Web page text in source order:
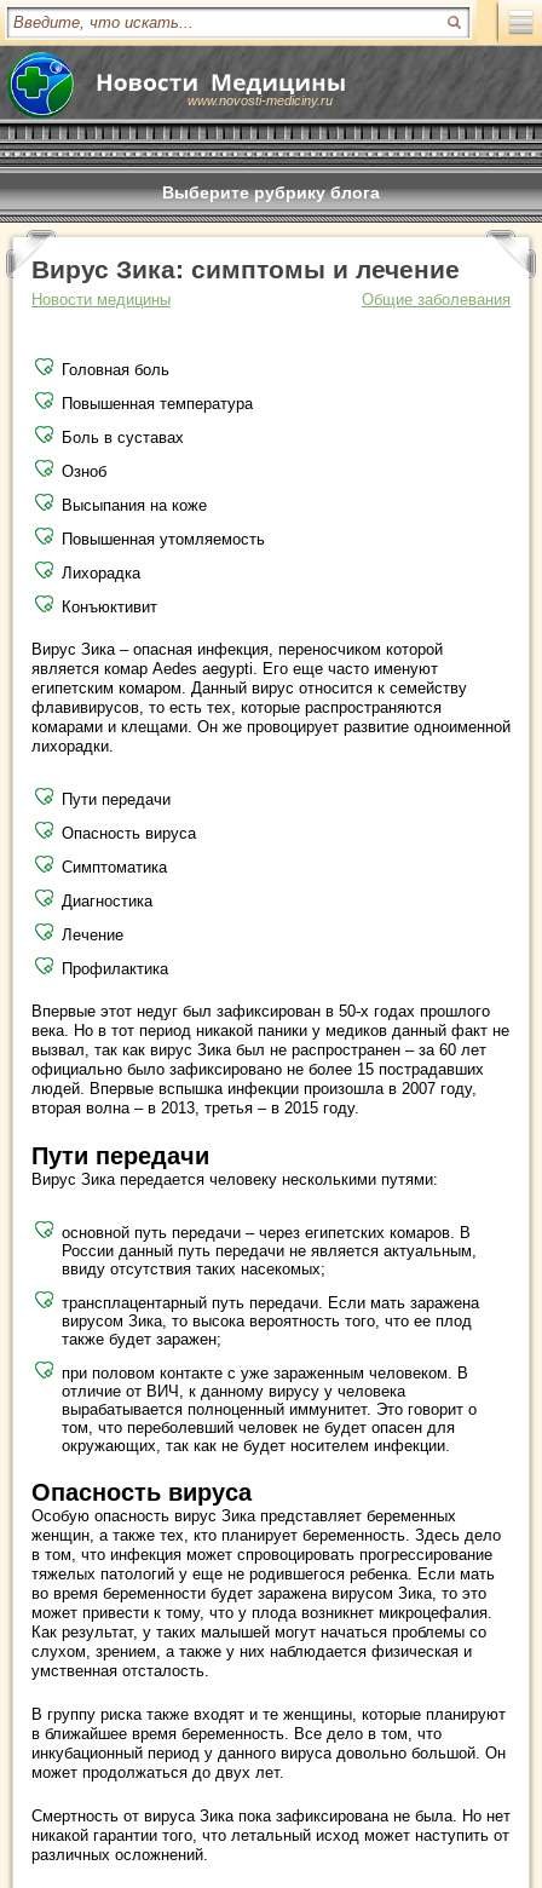
www.novosti-mediciny.ru
Выберите рубрику блога
Вирус Зика: симптомы и лечение
Новости медицины Общие заболевания
Головная боль
Повышенная температура
Боль в суставах
Озноб
Высыпания на коже
Повышенная утомляемость
Лихорадка
Конъюктивит
Вирус Зика – опасная инфекция, переносчиком которой
является комар Aedes aegypti. Его еще часто именуют
египетским комаром. Данный вирус относится к семейству
флавивирусов, то есть тех, которые распространяются
комарами и клещами. Он же провоцирует развитие одноименной
лихорадки.
Пути передачи
Опасность вируса
Симптоматика
Диагностика
Лечение
Профилактика
Впервые этот недуг был зафиксирован в 50-х годах прошлого
века. Но в тот период никакой паники у медиков данный факт не
вызвал, так как вирус Зика был не распространен – за 60 лет
официально было зафиксировано не более 15 пострадавших
людей. Впервые вспышка инфекции произошла в 2007 году,
вторая волна – в 2013, третья – в 2015 году.
Пути передачи
Вирус Зика передается человеку несколькими путями:
основной путь передачи – через египетских комаров. В
России данный путь передачи не является актуальным,
ввиду отсутствия таких насекомых;
трансплацентарный путь передачи. Если мать заражена
вирусом Зика, то высока вероятность того, что ее плод
также будет заражен;
при половом контакте с уже зараженным человеком. В
отличие от ВИЧ, к данному вирусу у человека
вырабатывается полноценный иммунитет. Это говорит о
том, что переболевший человек не будет опасен для
окружающих, так как не будет носителем инфекции.
Опасность вируса
Особую опасность вирус Зика представляет беременных
женщин, а также тех, кто планирует беременность. Здесь дело
в том, что инфекция может спровоцировать прогрессирование
тяжелых патологий у еще не родившегося ребенка. Если мать
во время беременности будет заражена вирусом Зика, то это
может привести к тому, что у плода возникнет микроцефалия.
Как результат, у таких малышей могут начаться проблемы со
слухом, зрением, а также у них наблюдается физическая и
умственная отсталость.
В группу риска также входят и те женщины, которые планируют
в ближайшее время беременность. Все дело в том, что
инкубационный период у данного вируса довольно большой. Он
может продолжаться до двух лет.
Смертность от вируса Зика пока зафиксирована не была. Но нет
никакой гарантии того, что летальный исход может наступить от
различных осложнений.